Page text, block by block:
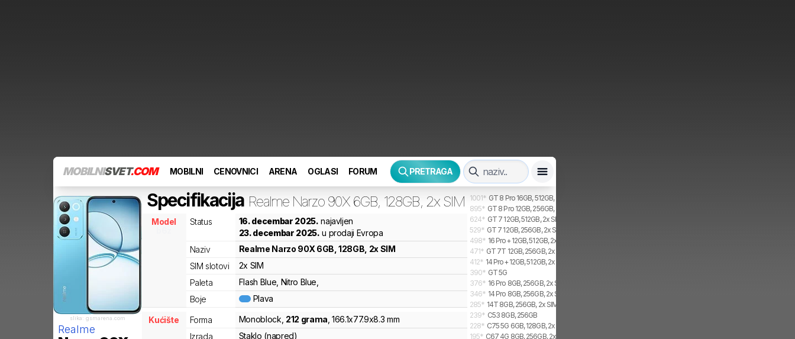
MOBILNISVET.COM MOBILNI CENOVNICI ARENA OGLASI FORUM PRETRAGA
slika: gsmarena.com
Realme
Specifikacija Realme Narzo 90X 6GB, 128GB, 2x SIM
Model
Status 16. decembar 2025. najavljen
23. decembar 2025. u prodaji Evropa
Naziv
Realme Narzo 90X 6GB, 128GB, 2x SIM
SIM slotovi
2x SIM
Paleta
Flash Blue, Nitro Blue,
Boje
Plava
Kućište Forma Monoblock 212 grama ,166.1x77.9x8.3 mm
Izrada
Staklo (napred)
1001* GT 8 Pro 16GB, 512GB, 2x SIM, 1x eSIM
895* GT 8 Pro 12GB, 256GB, 2x SIM, 1x eSIM
624* GT 7 12GB, 512GB, 2x SIM, 1x eSIM
529* GT 7 12GB, 256GB, 2x SIM, 1x eSIM
498* 16 Pro+ 12GB, 512GB, 2x SIM, 1x eSIM
471* GT 7T 12GB, 256GB, 2x SIM
412* 14 Pro+ 12GB, 512GB, 2x SIM
390* GT 5G
376* 16 Pro 8GB, 256GB, 2x SIM, 1x eSIM
346* 14 Pro 8GB, 256GB, 2x SIM
285* 14T 8GB, 256GB, 2x SIM
239* C53 8GB, 256GB
228* C75 5G 6GB, 128GB, 2x SIM
195* C67 4G 8GB, 256GB, 2x SIM